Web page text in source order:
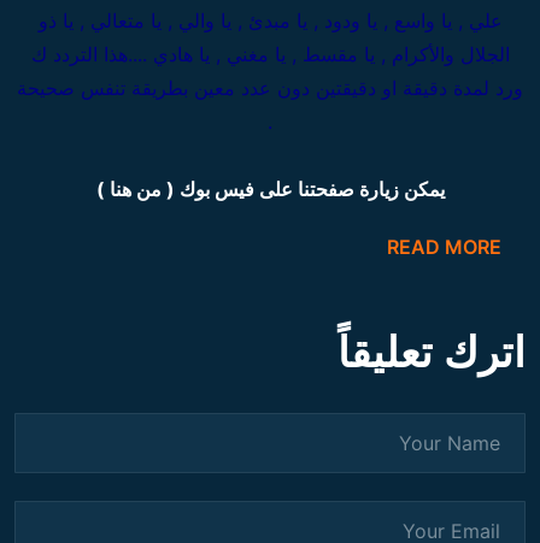
علي , يا واسع , يا ودود , يا مبدئ , يا والي , يا متعالي , يا ذو
الجلال والأكرام , يا مقسط , يا مغني , يا هادي ....هذا التردد ك
ورد لمدة دقيقة او دقيقتين دون عدد معين بطريقة تنفس صحيحة
.
يمكن زيارة صفحتنا على فيس بوك ( من هنا )
READ MORE
اترك تعليقاً